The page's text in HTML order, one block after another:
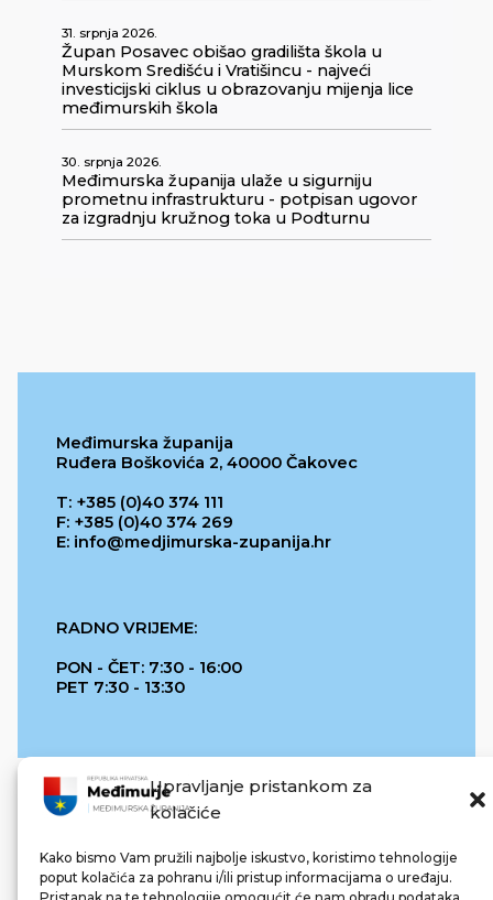
Upravljanje pristankom za
kolačiće
Kako bismo Vam pružili najbolje iskustvo, koristimo tehnologije
poput kolačića za pohranu i/ili pristup informacijama o uređaju.
31. srpnja 2026.
Župan Posavec obišao gradilišta škola u
Murskom Središću i Vratišincu - najveći
investicijski ciklus u obrazovanju mijenja lice
međimurskih škola
30. srpnja 2026.
Međimurska županija ulaže u sigurniju
prometnu infrastrukturu - potpisan ugovor
za izgradnju kružnog toka u Podturnu
Međimurska županija
Ruđera Boškovića 2, 40000 Čakovec
T: +385 (0)40 374 111
F: +385 (0)40 374 269
E: info@medjimurska-zupanija.hr
RADNO VRIJEME:
PON - ČET: 7:30 - 16:00
PET 7:30 - 13:30